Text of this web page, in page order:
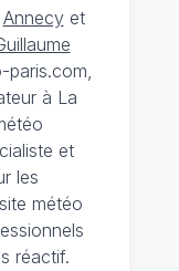
Annecyet
à La
et
les
météo
réactif.